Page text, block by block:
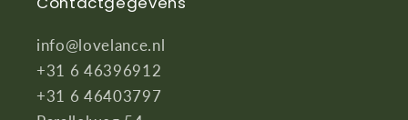
info@lovelance.nl
+31 6 46396912
+31 6 46403797